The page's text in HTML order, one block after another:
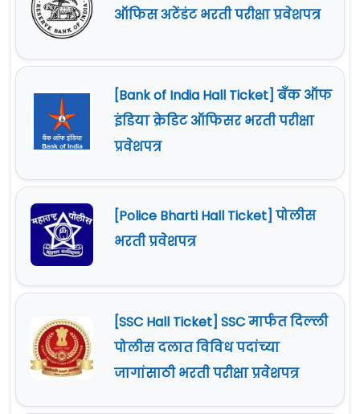
ऑफिस अटेंडंट भरती परीक्षा प्रवेशपत्र
[Bank of India Hall Ticket] बँक ऑफ
इंडिया क्रेडिट ऑफिसर भरती परीक्षा
प्रवेशपत्र
[Police Bharti Hall Ticket] पोलीस
भरती प्रवेशपत्र
[SSC Hall Ticket] SSC मार्फत दिल्ली
पोलीस दलात विविध पदांच्या
जागांसाठी भरती परीक्षा प्रवेशपत्र